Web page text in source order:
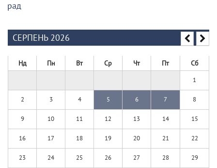
рад
СЕРПЕНЬ 2026
Нд Пн Вт Ср Чт Пт Сб
1
2 3 4 5 6 7 8
9 10 11 12 13 14 15
16 17 18 19 20 21 22
23 24 25 26 27 28 29